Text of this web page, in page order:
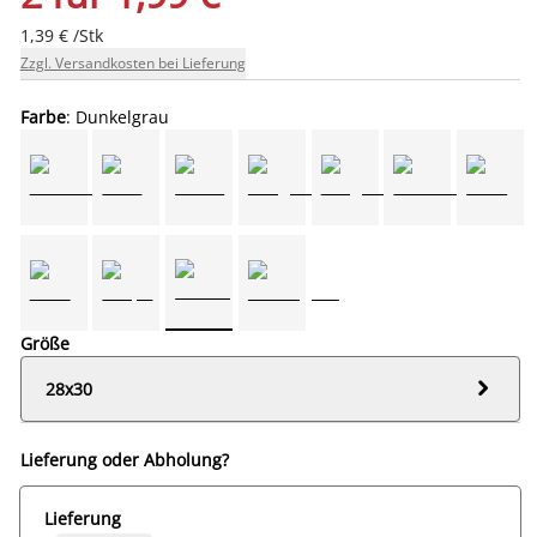
1,39 € /Stk
Zzgl. Versandkosten bei Lieferung
Farbe: Dunkelgrau
Größe
28x30

Lieferung oder Abholung?
Lieferung